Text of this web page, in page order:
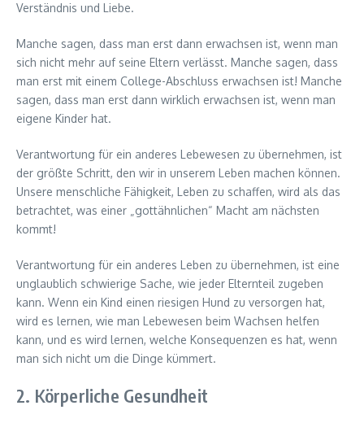
Verständnis und Liebe.
Manche sagen, dass man erst dann erwachsen ist, wenn man
sich nicht mehr auf seine Eltern verlässt. Manche sagen, dass
man erst mit einem College-Abschluss erwachsen ist! Manche
sagen, dass man erst dann wirklich erwachsen ist, wenn man
eigene Kinder hat.
Verantwortung für ein anderes Lebewesen zu übernehmen, ist
der größte Schritt, den wir in unserem Leben machen können.
Unsere menschliche Fähigkeit, Leben zu schaffen, wird als das
betrachtet, was einer „gottähnlichen“ Macht am nächsten
kommt!
Verantwortung für ein anderes Leben zu übernehmen, ist eine
unglaublich schwierige Sache, wie jeder Elternteil zugeben
kann. Wenn ein Kind einen riesigen Hund zu versorgen hat,
wird es lernen, wie man Lebewesen beim Wachsen helfen
kann, und es wird lernen, welche Konsequenzen es hat, wenn
man sich nicht um die Dinge kümmert.
2. Körperliche Gesundheit